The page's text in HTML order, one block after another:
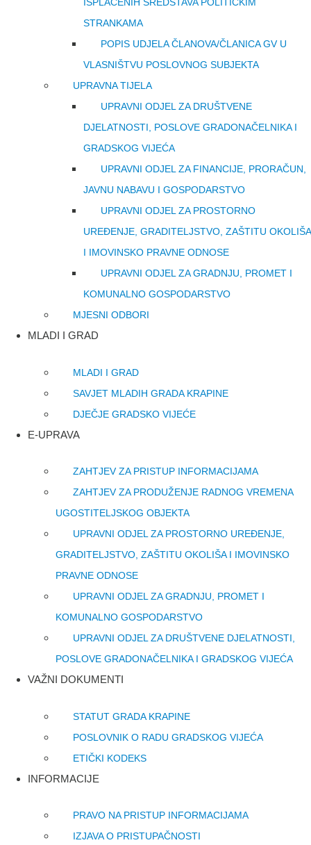
ISPLAĆENIH SREDSTAVA POLITIČKIM
STRANKAMA
POPIS UDJELA ČLANOVA/ČLANICA GV U
VLASNIŠTVU POSLOVNOG SUBJEKTA
UPRAVNA TIJELA
UPRAVNI ODJEL ZA DRUŠTVENE
DJELATNOSTI, POSLOVE GRADONAČELNIKA I
GRADSKOG VIJEĆA
UPRAVNI ODJEL ZA FINANCIJE, PRORAČUN,
JAVNU NABAVU I GOSPODARSTVO
UPRAVNI ODJEL ZA PROSTORNO
UREĐENJE, GRADITELJSTVO, ZAŠTITU OKOLIŠA
I IMOVINSKO PRAVNE ODNOSE
UPRAVNI ODJEL ZA GRADNJU, PROMET I
KOMUNALNO GOSPODARSTVO
MJESNI ODBORI
MLADI I GRAD
MLADI I GRAD
SAVJET MLADIH GRADA KRAPINE
DJEČJE GRADSKO VIJEĆE
E-UPRAVA
ZAHTJEV ZA PRISTUP INFORMACIJAMA
ZAHTJEV ZA PRODUŽENJE RADNOG VREMENA
UGOSTITELJSKOG OBJEKTA
UPRAVNI ODJEL ZA PROSTORNO UREĐENJE,
GRADITELJSTVO, ZAŠTITU OKOLIŠA I IMOVINSKO
PRAVNE ODNOSE
UPRAVNI ODJEL ZA GRADNJU, PROMET I
KOMUNALNO GOSPODARSTVO
UPRAVNI ODJEL ZA DRUŠTVENE DJELATNOSTI,
POSLOVE GRADONAČELNIKA I GRADSKOG VIJEĆA
VAŽNI DOKUMENTI
STATUT GRADA KRAPINE
POSLOVNIK O RADU GRADSKOG VIJEĆA
ETIČKI KODEKS
INFORMACIJE
PRAVO NA PRISTUP INFORMACIJAMA
IZJAVA O PRISTUPAČNOSTI